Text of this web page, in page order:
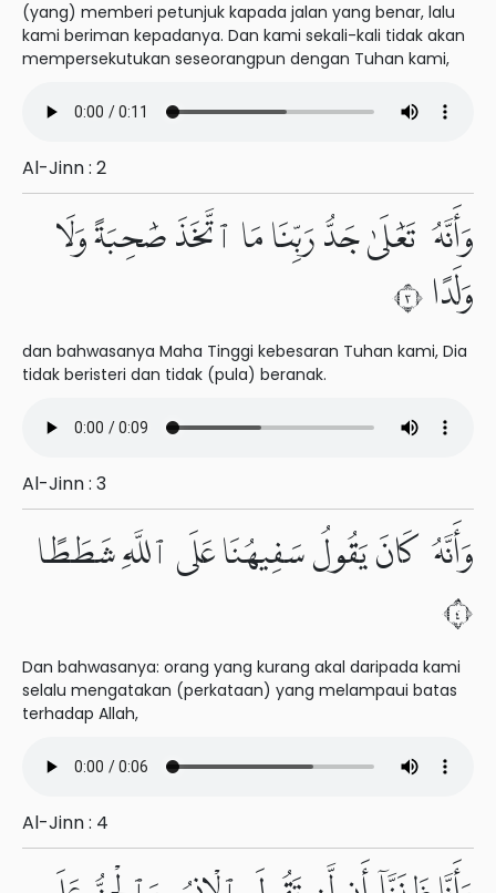
(yang) memberi petunjuk kapada jalan yang benar, lalu
kami beriman kepadanya. Dan kami sekali-kali tidak akan
mempersekutukan seseorangpun dengan Tuhan kami,
Al-Jinn : 2
وَأَنَّهُۥ تَعَٰلَىٰ جَدُّ رَبِّنَا مَا ٱتَّخَذَ صَٰحِبَةً وَلَا
وَلَدًا ٣
dan bahwasanya Maha Tinggi kebesaran Tuhan kami, Dia
tidak beristeri dan tidak (pula) beranak.
Al-Jinn : 3
وَأَنَّهُۥ كَانَ يَقُولُ سَفِيهُنَا عَلَى ٱللَّهِ شَطَطًا
٤
Dan bahwasanya: orang yang kurang akal daripada kami
selalu mengatakan (perkataan) yang melampaui batas
terhadap Allah,
Al-Jinn : 4